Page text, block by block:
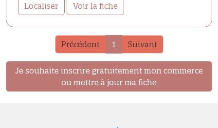
Localiser Voir la fiche
Précédent 1 Suivant
Je souhaite inscrire gratuitement mon commerce
ou mettre à jour ma fiche